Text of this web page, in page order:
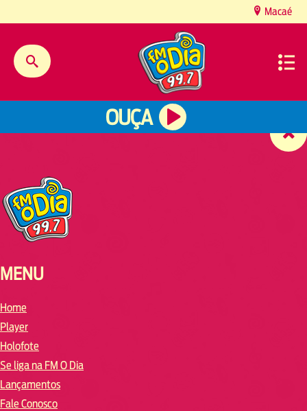
Macaé
OUÇA
MENU
Home
Player
Holofote
Se liga na FM O Dia
Lançamentos
Fale Conosco